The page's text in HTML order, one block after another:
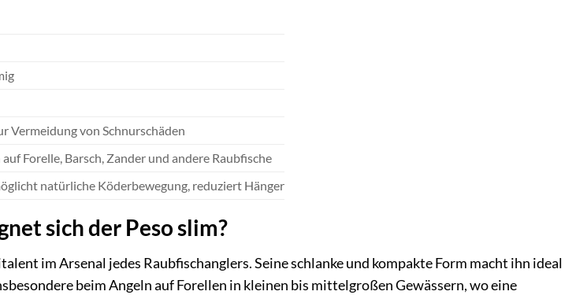
Vermeidung von Schnurschäden
Forelle, Barsch, Zander und andere Raubfische
natürliche Köderbewegung, reduziert Hänger
sich der Peso slim?
im Arsenal jedes Raubfischanglers. Seine schlanke und kompakte Form macht ihn ideal
beim Angeln auf Forellen in kleinen bis mittelgroßen Gewässern, wo eine